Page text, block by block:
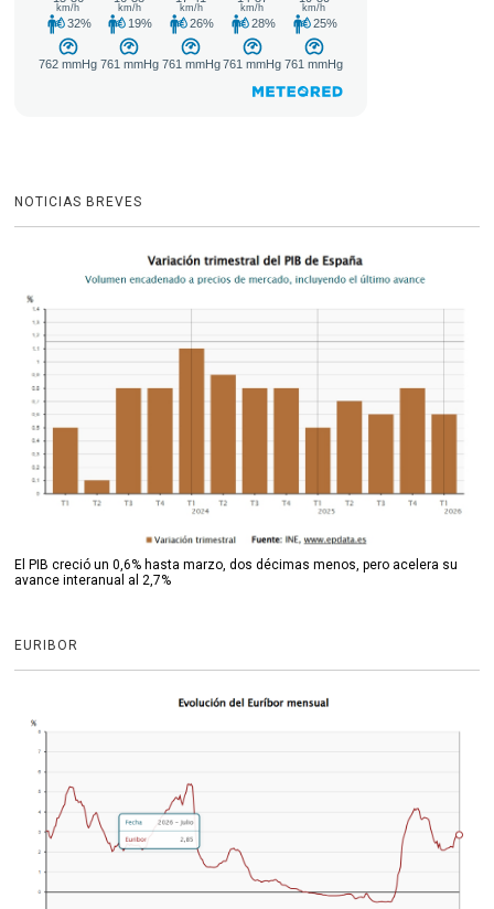
NOTICIAS BREVES
El PIB creció un 0,6% hasta marzo, dos décimas menos, pero acelera su
avance interanual al 2,7%
EURIBOR